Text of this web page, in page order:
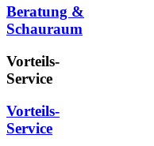
Beratung &
Schauraum
Vorteils-
Service
Vorteils-
Service